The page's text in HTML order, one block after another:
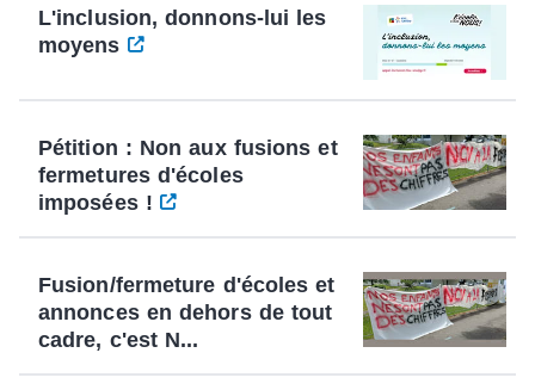
L'inclusion, donnons-lui les
moyens
Pétition : Non aux fusions et
fermetures d'écoles
imposées !
Fusion/fermeture d'écoles et
annonces en dehors de tout
cadre, c'est N...